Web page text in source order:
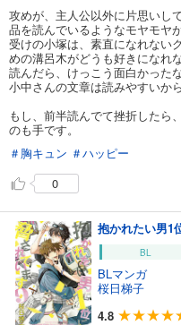
攻めが、主人公以外に片思いし
品を読んでいるようなモヤモヤ
受けの小塚は、素直になれない
めの溝呂木がどうも好きになれ
読んだら、けっこう面白かった
小中さんの文章は読みやすいか
もし、前半読んでて挫折したら
のも手です。
＃胸キュン ＃ハッピー
0
BL
BLマンガ
桜日梯子
4.8